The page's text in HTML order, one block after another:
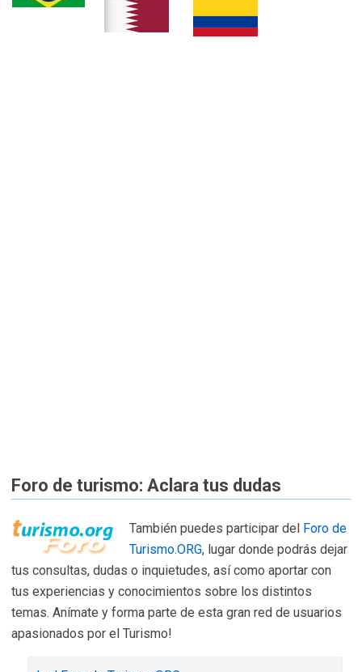
Foro de turismo: Aclara tus dudas
También puedes participar del Foro de
Turismo.ORG, lugar donde podrás dejar
tus consultas, dudas o inquietudes, así como aportar con
tus experiencias y conocimientos sobre los distintos
temas. Anímate y forma parte de esta gran red de usuarios
apasionados por el Turismo!